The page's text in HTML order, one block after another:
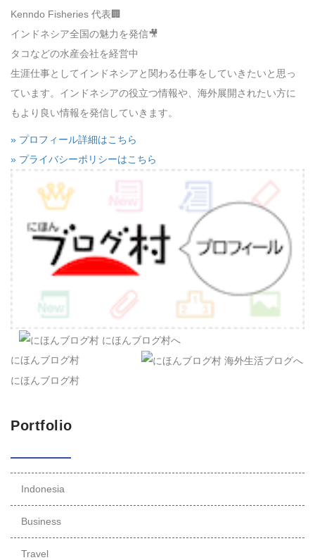
Kenndo Fisheries 代表🏢
インドネシア全国の魅力を発信🎥
タコなどの水産会社を経営中
生涯仕事としてインドネシアと関わる仕事をしていきたいと思っ
ています。インドネシアの役立つ情報や、海外展開されたい方に
もより良い情報を発信していきます。
» プロフィール詳細はこちら
» プライバシーポリシーはこちら
にほんブログ村
にほんブログ村
Portfolio
Indonesia
Business
Travel